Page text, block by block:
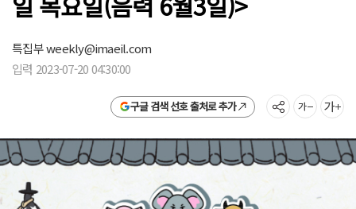
특집부weekly@imaeil.com
입력 2023-07-20 04:30:00
구글 검색 선호 출처로 추가